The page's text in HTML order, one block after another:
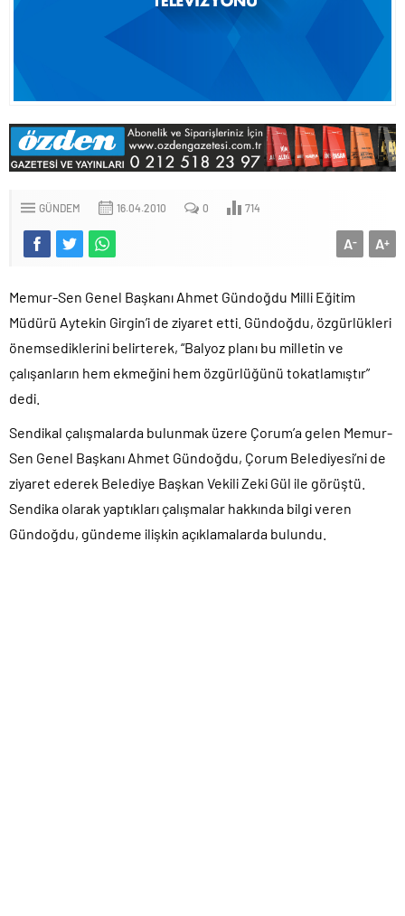
GÜNDEM 16.04.2010 0 714
A+
A-
Memur-Sen Genel Başkanı Ahmet Gündoğdu Milli Eğitim
Müdürü Aytekin Girgin’i de ziyaret etti. Gündoğdu, özgürlükleri
önemsediklerini belirterek, “Balyoz planı bu milletin ve
çalışanların hem ekmeğini hem özgürlüğünü tokatlamıştır”
dedi.
Sendikal çalışmalarda bulunmak üzere Çorum’a gelen Memur-
Sen Genel Başkanı Ahmet Gündoğdu, Çorum Belediyesi’ni de
ziyaret ederek Belediye Başkan Vekili Zeki Gül ile görüştü.
Sendika olarak yaptıkları çalışmalar hakkında bilgi veren
Gündoğdu, gündeme ilişkin açıklamalarda bulundu.